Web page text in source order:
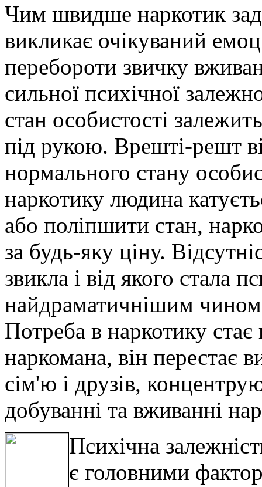
Чим швидше наркотик
викликає очікуваний
перебороти звичку
сильної психічної
стан особистості
під рукою. Врешті-решт
нормального стану
наркотику людина
або поліпшити стан,
за будь-яку ціну.
звикла і від якого стала
найдраматичнішим
Потреба в наркотику
наркомана, він перестає
сім'ю і друзів,
добуванні та вживанні
Психічна
є головними